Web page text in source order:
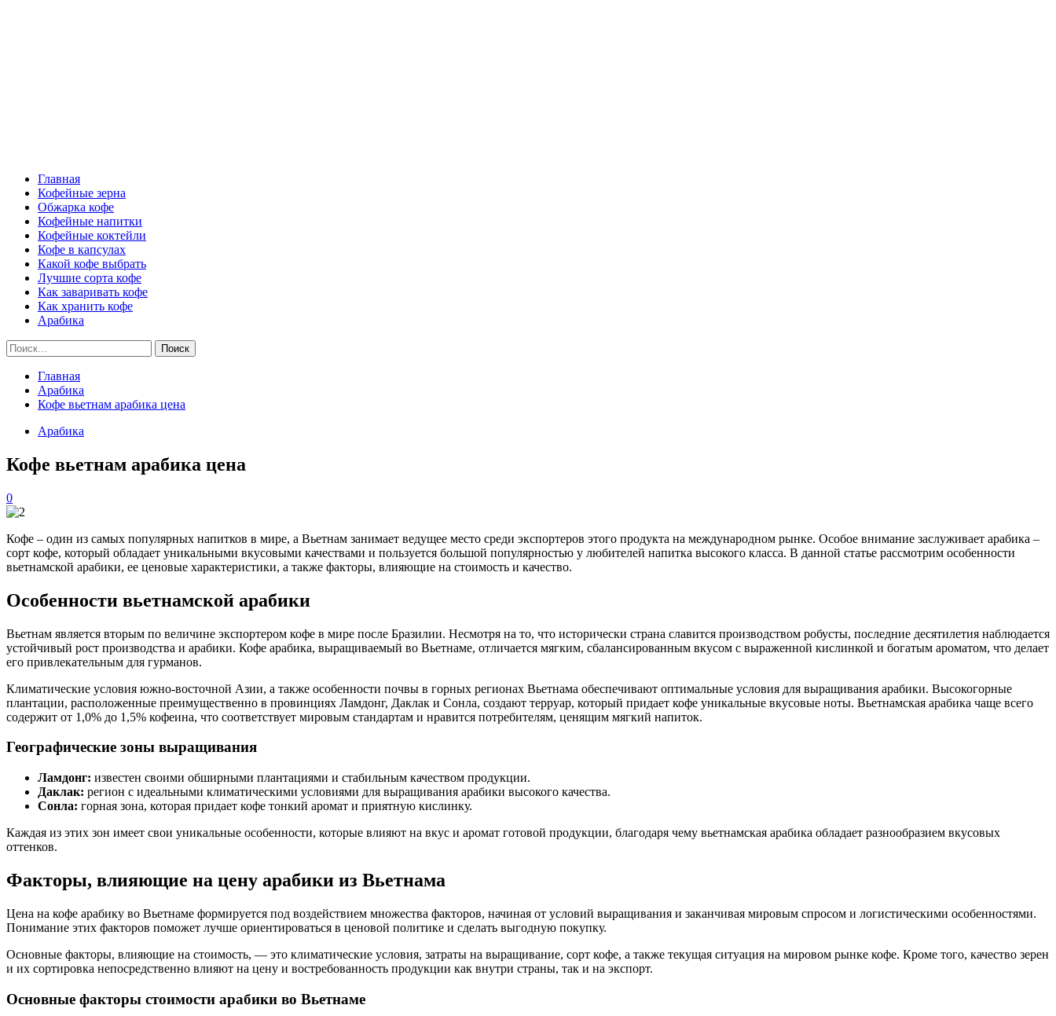
Главная
Кофейные зерна
Обжарка кофе
Кофейные напитки
Кофейные коктейли
Кофе в капсулах
Какой кофе выбрать
Лучшие сорта кофе
Как заваривать кофе
Как хранить кофе
Арабика
Найти:
Главная
Арабика
Кофе вьетнам арабика цена
Арабика
Кофе вьетнам арабика цена
0
Кофе – один из самых популярных напитков в мире, а Вьетнам занимает ведущее место среди экспортеров этого продукта на международном рынке. Особое внимание заслуживает арабика –
сорт кофе, который обладает уникальными вкусовыми качествами и пользуется большой популярностью у любителей напитка высокого класса. В данной статье рассмотрим особенности
вьетнамской арабики, ее ценовые характеристики, а также факторы, влияющие на стоимость и качество.
Особенности вьетнамской арабики
Вьетнам является вторым по величине экспортером кофе в мире после Бразилии. Несмотря на то, что исторически страна славится производством робусты, последние десятилетия наблюдается
устойчивый рост производства и арабики. Кофе арабика, выращиваемый во Вьетнаме, отличается мягким, сбалансированным вкусом с выраженной кислинкой и богатым ароматом, что делает
его привлекательным для гурманов.
Климатические условия южно-восточной Азии, а также особенности почвы в горных регионах Вьетнама обеспечивают оптимальные условия для выращивания арабики. Высокогорные
плантации, расположенные преимущественно в провинциях Ламдонг, Даклак и Сонла, создают терруар, который придает кофе уникальные вкусовые ноты. Вьетнамская арабика чаще всего
содержит от 1,0% до 1,5% кофеина, что соответствует мировым стандартам и нравится потребителям, ценящим мягкий напиток.
Географические зоны выращивания
Ламдонг: известен своими обширными плантациями и стабильным качеством продукции.
Даклак: регион с идеальными климатическими условиями для выращивания арабики высокого качества.
Сонла: горная зона, которая придает кофе тонкий аромат и приятную кислинку.
Каждая из этих зон имеет свои уникальные особенности, которые влияют на вкус и аромат готовой продукции, благодаря чему вьетнамская арабика обладает разнообразием вкусовых
оттенков.
Факторы, влияющие на цену арабики из Вьетнама
Цена на кофе арабику во Вьетнаме формируется под воздействием множества факторов, начиная от условий выращивания и заканчивая мировым спросом и логистическими особенностями.
Понимание этих факторов поможет лучше ориентироваться в ценовой политике и сделать выгодную покупку.
Основные факторы, влияющие на стоимость, — это климатические условия, затраты на выращивание, сорт кофе, а также текущая ситуация на мировом рынке кофе. Кроме того, качество зерен
и их сортировка непосредственно влияют на цену и востребованность продукции как внутри страны, так и на экспорт.
Основные факторы стоимости арабики во Вьетнаме